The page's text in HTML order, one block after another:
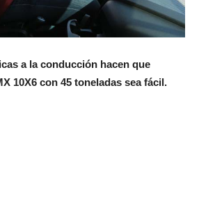
a la conducción hacen que
10X6 con 45 toneladas sea fácil.